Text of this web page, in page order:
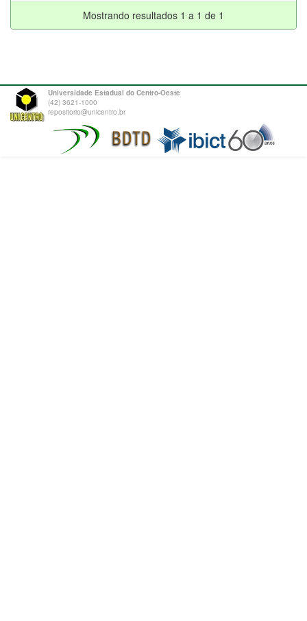
Mostrando resultados 1 a 1 de 1
Universidade Estadual do Centro-Oeste
(42) 3621-1000
repositorio@unicentro.br